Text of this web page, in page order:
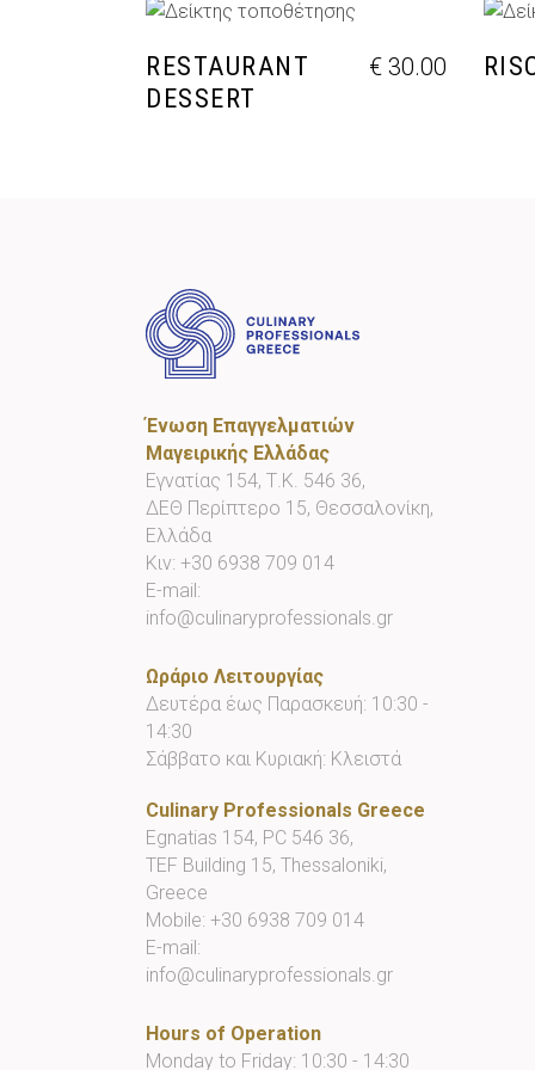
ΠΡΟΣΘΉΚΗ ΣΤΟ ΚΑΛΆΘΙ
RESTAURANT
DESSERT
€ 30.00
Ένωση Επαγγελματιών
Μαγειρικής Ελλάδας
Εγνατίας 154, Τ.Κ. 546 36,
ΔΕΘ Περίπτερο 15, Θεσσαλονίκη,
Ελλάδα
Κιν: +30 6938 709 014
E-mail:
info@culinaryprofessionals.gr
Ωράριο Λειτουργίας
Δευτέρα έως Παρασκευή: 10:30 -
14:30
Σάββατο και Κυριακή: Κλειστά
Culinary Professionals Greece
Egnatias 154, PC 546 36,
TEF Building 15, Thessaloniki,
Greece
Mobile: +30 6938 709 014
E-mail:
info@culinaryprofessionals.gr
Hours of Operation
Monday to Friday: 10:30 - 14:30